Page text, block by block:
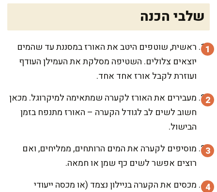
שלבי הכנה
ראשית, שוטפים היטב את האורז במסננת עד שהמים
יוצאים צלולים. השטיפה מסלקת את העמילן העודף
ועוזרת לקבל אורז אחד אחד.
מעבירים את האורז לקערה שמתאימה למיקרוגל. מכאן
חשוב לשים לב לגודל הקערה – האורז מתנפח בזמן
הבישול.
מוסיפים לקערה את המים הרותחים, ממליחים, ואם
רוצים אפשר לשים כף שמן או חמאה.
מכסים את הקערה בניילון נצמד (או מכסה ייעודי